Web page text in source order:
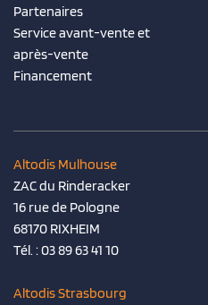
Partenaires
Service avant-vente et
après-vente
Financement
Altodis Mulhouse
ZAC du Rinderacker
16 rue de Pologne
68170 RIXHEIM
Tél. :03 89 63 41 10
Altodis Strasbourg